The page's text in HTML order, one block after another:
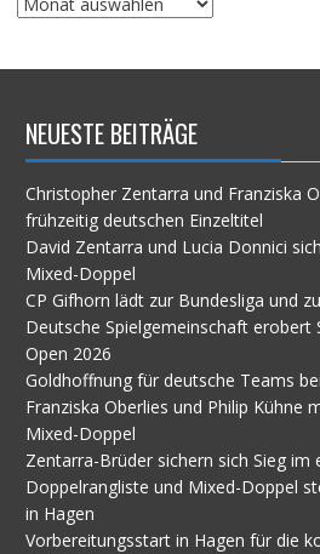
NEUESTE BEITRÄGE
Christopher Zentarra und Franziska
frühzeitig deutschen Einzeltitel
David Zentarra und Lucia Donnici
Mixed-Doppel
CP Gifhorn lädt zur Bundesliga und
Deutsche Spielgemeinschaft erobert
Open 2026
Goldhoffnung für deutsche Teams
Franziska Oberlies und Philip Kühne
Mixed-Doppel
Zentarra-Brüder sichern sich Sieg im
Doppelrangliste und Mixed-Doppel
in Hagen
Vorbereitungsstart in Hagen für die